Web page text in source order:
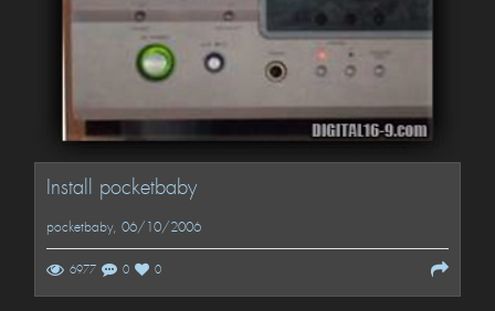
Install pocketbaby
pocketbaby, 06/10/2006
6977 0 0